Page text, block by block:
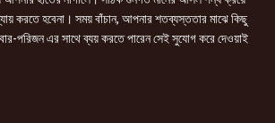
করতে হবেনা। সময় বাঁচান, আপনার শতব্যস্ততার মাঝে কিছু
পরিজন এর সাথে ব্যয় করতে পারেন সেই সুযোগ করে দেওয়াই